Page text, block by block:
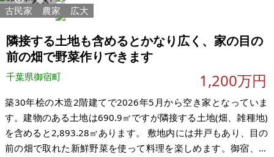
すすめいたします。​なお、入居者には老朽化から安全性確保の
為退去通知済みで12月初旬には全棟退去が完了予定で、退去期
間迄引き継ぎ可能な管理会社と保証会社あります。 売却価格は
土地価格のみで算
3439 42
古民家 農家 広大
隣接する土地も含めるとかなり広く、家の目の
前の畑で野菜作りできます
千葉県御宿町 1,200万円
築30年桧の木造2階建てで2026年5月から空き家となっていま
す。建物のある土地は690.9㎡ですが隣接する土地(畑、雑種地)
を含めると2,893.28㎡あります。 敷地内には井戸もあり、目の
前の畑で取れた新鮮野菜を使って料理を楽しめます。御宿、勝